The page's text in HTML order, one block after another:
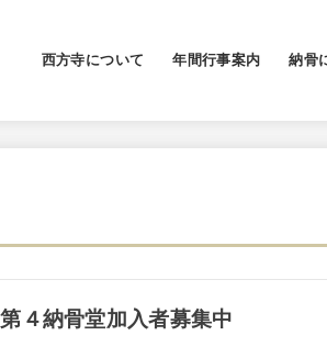
西方寺について 年間行事案内 納骨
４納骨堂加入者募集中